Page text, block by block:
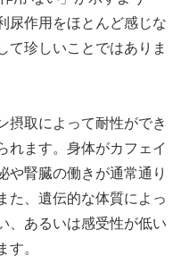
尿作用をほとんど感じな
て珍しいことではありま
摂取によって耐性ができ
れます。身体がカフェイ
や腎臓の働きが通常通り
た、遺伝的な体質によっ
、あるいは感受性が低い
す。